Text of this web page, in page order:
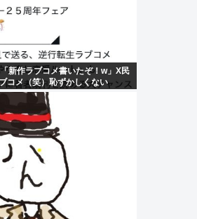
新作ラブコメ書いたぞ！w」X民
コメ（笑）恥ずかしくない